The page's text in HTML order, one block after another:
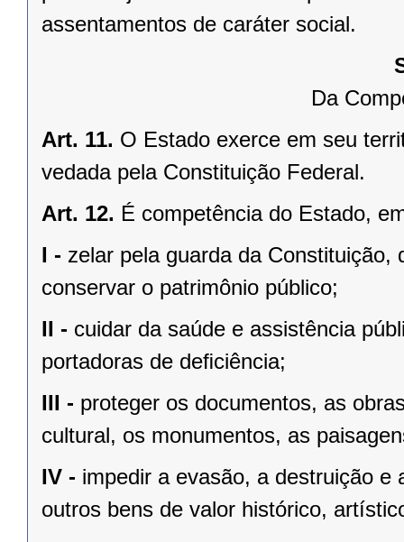
assentamentos de caráter social.
Da
Art. 11. O Estado exerce em seu
vedada pela Constituição Federal.
Art. 12. É competência do Estado,
I - zelar pela guarda da
conservar o patrimônio público;
II - cuidar da saúde e assistência
portadoras de deﬁciência;
III - proteger os documentos, as
cultural, os monumentos, as
IV - impedir a evasão, a destruição e
outros bens de valor histórico,